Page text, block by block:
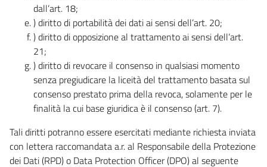
dall’art. 18;
) diritto di portabilità dei dati ai sensi dell’art. 20;
) diritto di opposizione al trattamento ai sensi dell’art.
21;
) diritto di revocare il consenso in qualsiasi momento
senza pregiudicare la liceità del trattamento basata sul
consenso prestato prima della revoca, solamente per le
finalità la cui base giuridica è il consenso (art. 7).
Tali diritti potranno essere esercitati mediante richiesta inviata
con lettera raccomandata a.r. al Responsabile della Protezione
dei Dati (RPD) o Data Protection Officer (DPO) al seguente